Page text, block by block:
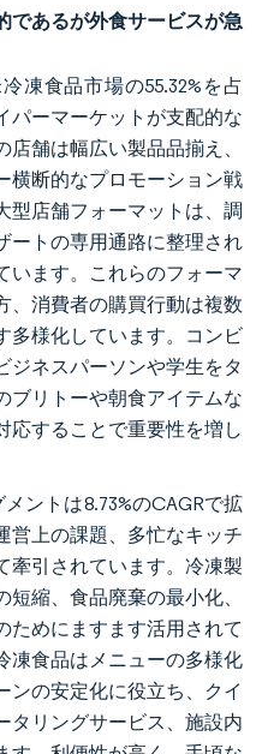
であるが外食サービスが急
凍食品市場の55.32%を占
パーマーケットが支配的な
舗は幅広い製品品揃え、
横断的なプロモーション戦
型店舗フォーマットは、調
ートの専用通路に整理され
います。これらのフォーマ
、消費者の購買行動は複数
多様化しています。コンビ
ジネスパーソンや学生をタ
ブリトーや朝食アイテムな
応することで重要性を増し
ントは8.73%のCAGRで拡
営上の課題、多忙なキッチ
牽引されています。冷凍製
縮、食品廃棄の最小化、
ためにますます活用されて
凍食品はメニューの多様化
ンの安定化に役立ち、クイ
タリングサービス、施設内